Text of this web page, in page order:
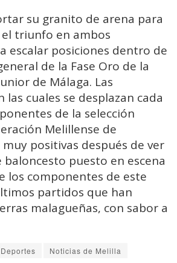
su granito de arena para
triunfo en ambos
escalar posiciones dentro de
de la Fase Oro de la
de Málaga. Las
las cuales se desplazan cada
de la selección
Melillense de
positivas después de ver
baloncesto puesto en escena
los componentes de este
partidos que han
malagueñas, con sabor a
Deportes Noticias de Melilla